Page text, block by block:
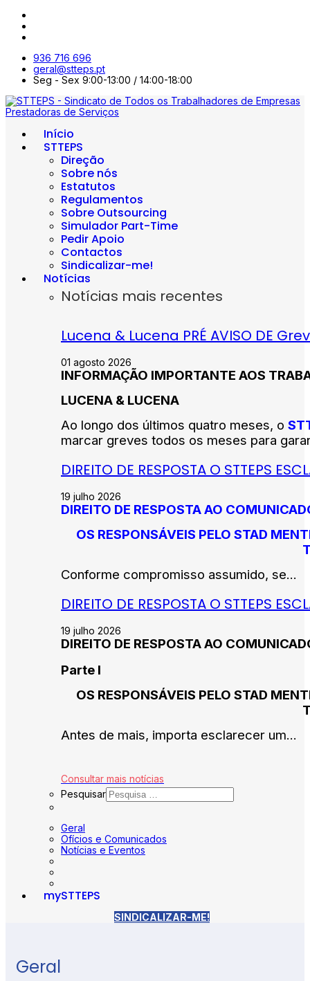
936 716 696
geral@stteps.pt
Seg - Sex 9:00-13:00 / 14:00-18:00
Início
STTEPS
Direção
Sobre nós
Estatutos
Regulamentos
Sobre Outsourcing
Simulador Part-Time
Pedir Apoio
Contactos
Sindicalizar-me!
Notícias
Notícias mais recentes
Lucena & Lucena PRÉ AVISO DE
01 agosto 2026
INFORMAÇÃO IMPORTANTE AOS
LUCENA & LUCENA
Ao longo dos últimos quatro meses, o
marcar greves todos os meses para
DIREITO DE RESPOSTA O STTEPS
19 julho 2026
DIREITO DE RESPOSTA AO
OS RESPONSÁVEIS PELO STAD
Conforme compromisso assumido, se...
DIREITO DE RESPOSTA O STTEPS
19 julho 2026
DIREITO DE RESPOSTA AO
Parte I
OS RESPONSÁVEIS PELO STAD
Antes de mais, importa esclarecer um...
Consultar mais notícias
Pesquisar
Geral
Ofícios e Comunicados
Notícias e Eventos
mySTTEPS
SINDICALIZAR-ME!
Geral